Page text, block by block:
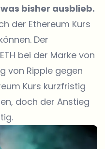
bisher ausblieb.
der Ethereum Kurs
Der
bei der Marke von
von Ripple gegen
Kurs kurzfristig
doch der Anstieg